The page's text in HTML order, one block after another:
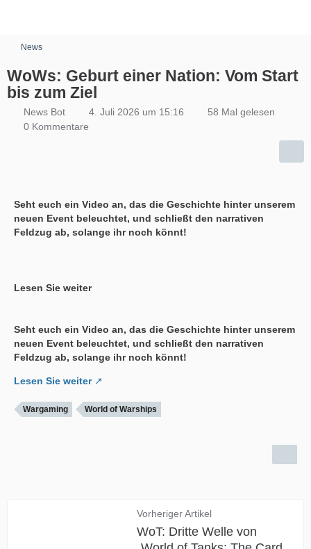
News
WoWs: Geburt einer Nation: Vom Start
bis zum Ziel
News Bot 4. Juli 2026 um 15:16
58 Mal gelesen
0 Kommentare
Seht euch ein Video an, das die Geschichte hinter unserem
neuen Event beleuchtet, und schließt den narrativen
Feldzug ab, solange ihr noch könnt!
Lesen Sie weiter
Seht euch ein Video an, das die Geschichte hinter unserem
neuen Event beleuchtet, und schließt den narrativen
Feldzug ab, solange ihr noch könnt!
Lesen Sie weiter
Wargaming World of Warships
Vorheriger Artikel
WoT: Dritte Welle von